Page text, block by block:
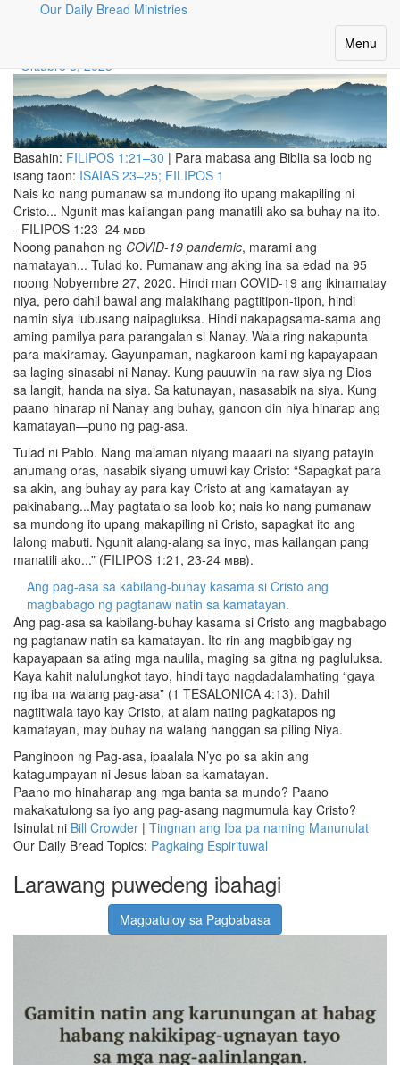
Our Daily Bread Ministries
Toggle
Menu
Oktubre 5, 2025
Basahin: FILIPOS 1:21–30 | Para mabasa ang Biblia sa loob ng
isang taon: ISAIAS 23–25; FILIPOS 1
Nais ko nang pumanaw sa mundong ito upang makapiling ni
Cristo... Ngunit mas kailangan pang manatili ako sa buhay na ito.
- FILIPOS 1:23–24 ᴍʙʙ
Noong panahon ng COVID-19 pandemic, marami ang
namatayan... Tulad ko. Pumanaw ang aking ina sa edad na 95
noong Nobyembre 27, 2020. Hindi man COVID-19 ang ikinamatay
niya, pero dahil bawal ang malakihang pagtitipon-tipon, hindi
namin siya lubusang naipagluksa. Hindi nakapagsama-sama ang
aming pamilya para parangalan si Nanay. Wala ring nakapunta
para makiramay. Gayunpaman, nagkaroon kami ng kapayapaan
sa laging sinasabi ni Nanay. Kung pauuwiin na raw siya ng Dios
sa langit, handa na siya. Sa katunayan, nasasabik na siya. Kung
paano hinarap ni Nanay ang buhay, ganoon din niya hinarap ang
kamatayan—puno ng pag-asa.
Tulad ni Pablo. Nang malaman niyang maaari na siyang patayin
anumang oras, nasabik siyang umuwi kay Cristo: “Sapagkat para
sa akin, ang buhay ay para kay Cristo at ang kamatayan ay
pakinabang...May pagtatalo sa loob ko; nais ko nang pumanaw
sa mundong ito upang makapiling ni Cristo, sapagkat ito ang
lalong mabuti. Ngunit alang-alang sa inyo, mas kailangan pang
manatili ako...” (FILIPOS 1:21, 23-24 ᴍʙʙ).
Ang pag-asa sa kabilang-buhay kasama si Cristo ang
magbabago ng pagtanaw natin sa kamatayan.
Ang pag-asa sa kabilang-buhay kasama si Cristo ang magbabago
ng pagtanaw natin sa kamatayan. Ito rin ang magbibigay ng
kapayapaan sa ating mga naulila, maging sa gitna ng pagluluksa.
Kaya kahit nalulungkot tayo, hindi tayo nagdadalamhating “gaya
ng iba na walang pag-asa” (1 TESALONICA 4:13). Dahil
nagtitiwala tayo kay Cristo, at alam nating pagkatapos ng
kamatayan, may buhay na walang hanggan sa piling Niya.
Panginoon ng Pag-asa, ipaalala N’yo po sa akin ang
katagumpayan ni Jesus laban sa kamatayan.
Paano mo hinaharap ang mga banta sa mundo? Paano
makakatulong sa iyo ang pag-asang nagmumula kay Cristo?
Isinulat ni Bill Crowder | Tingnan ang Iba pa naming Manunulat
Our Daily Bread Topics: Pagkaing Espirituwal
Larawang puwedeng ibahagi
Magpatuloy sa Pagbabasa